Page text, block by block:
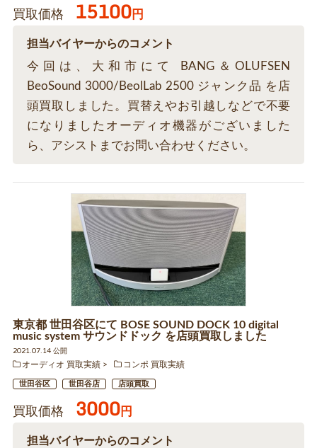
買取価格 15100円
担当バイヤーからのコメント
今回は、大和市にて BANG＆OLUFSEN
BeoSound 3000/BeolLab 2500 ジャンク品 を店
頭買取しました。買替えやお引越しなどで不要
になりましたオーディオ機器がございました
ら、アシストまでお問い合わせください。
東京都 世田谷区にて BOSE SOUND DOCK 10 digital
music system サウンドドック を店頭買取しました
2021.07.14 公開
オーディオ 買取実績
コンポ 買取実績
世田谷区 世田谷店 店頭買取
買取価格 3000円
担当バイヤーからのコメント